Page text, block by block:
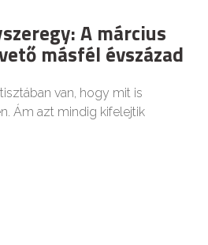
A március
másfél évszázad
van, hogy mit is
Ám azt mindig kifelejtik